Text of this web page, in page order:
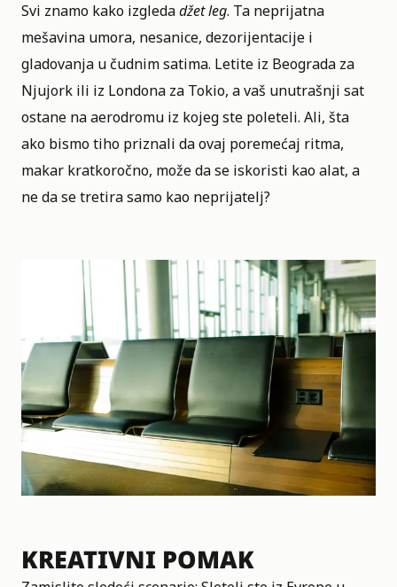
Svi znamo kako izgledadžet leg. Ta neprijatna
mešavina umora, nesanice, dezorijentacije i
gladovanja u čudnim satima. Letite iz Beograda za
Njujork ili iz Londona za Tokio, a vaš unutrašnji sat
ostane na aerodromu iz kojeg ste poleteli. Ali, šta
ako bismo tiho priznali da ovaj poremećaj ritma,
makar kratkoročno, može da se iskoristi kao alat, a
ne da se tretira samo kao neprijatelj?
KREATIVNI POMAK